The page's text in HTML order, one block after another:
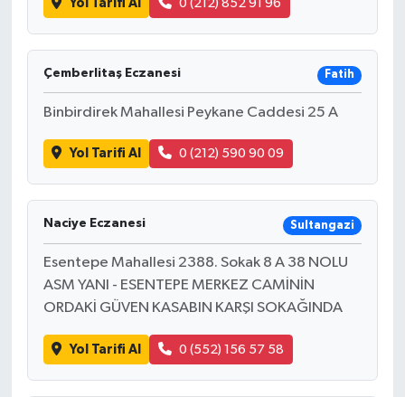
Yol Tarifi Al 0 (212) 852 91 96
Çemberlitaş Eczanesi Fatih
Binbirdirek Mahallesi Peykane Caddesi 25 A
Yol Tarifi Al 0 (212) 590 90 09
Naciye Eczanesi Sultangazi
Esentepe Mahallesi 2388. Sokak 8 A 38 NOLU
ASM YANI - ESENTEPE MERKEZ CAMİNİN
ORDAKİ GÜVEN KASABIN KARŞI SOKAĞINDA
Yol Tarifi Al 0 (552) 156 57 58